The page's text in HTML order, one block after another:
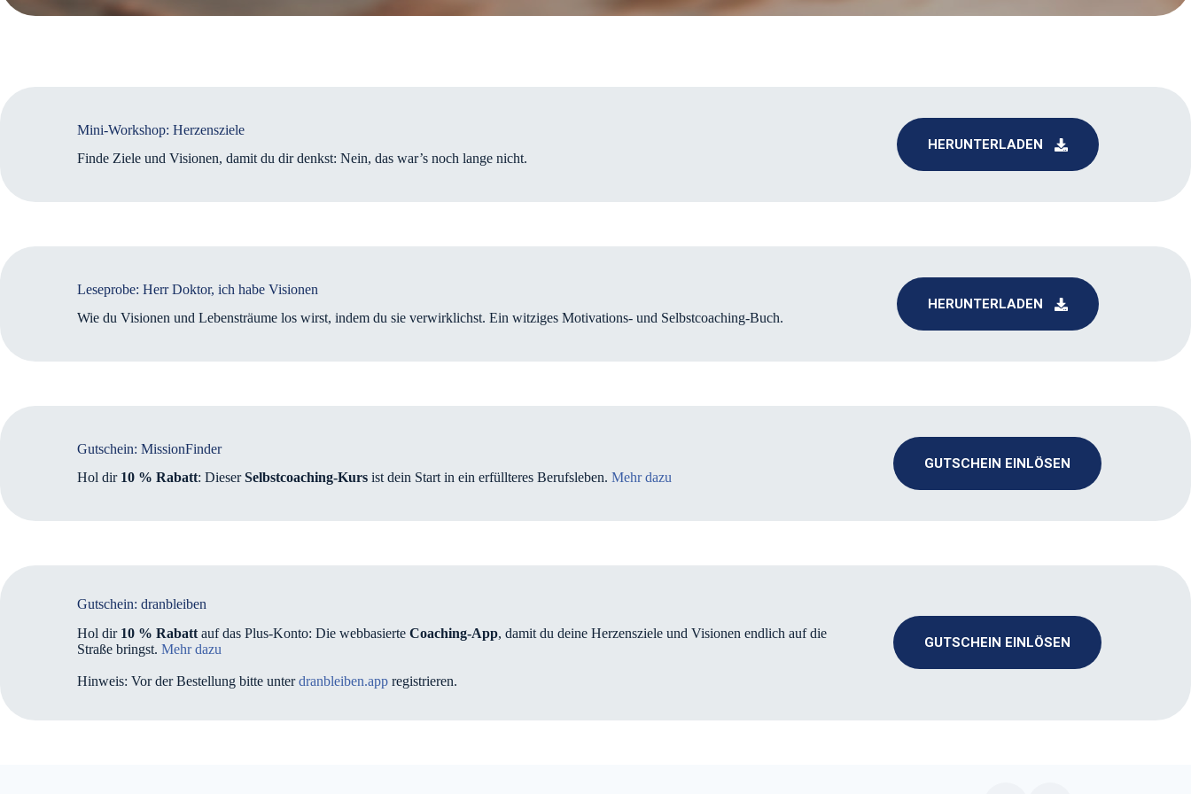
Mini-Workshop: Herzensziele
Finde Ziele und Visionen, damit du dir denkst: Nein, das war’s noch lange nicht.
HERUNTERLADEN
Leseprobe: Herr Doktor, ich habe Visionen
Wie du Visionen und Lebensträume los wirst, indem du sie verwirklichst. Ein witziges Motivations- und Selbstcoaching-Buch.
HERUNTERLADEN
Gutschein: MissionFinder
Hol dir 10 % Rabatt: DieserSelbstcoaching-Kurs ist dein Start in ein erfüllteres Berufsleben.Mehr dazu
GUTSCHEIN EINLÖSEN
Gutschein: dranbleiben
Hol dir 10 % Rabatt auf das Plus-Konto: Die webbasierteCoaching-App, damit du deine Herzensziele und Visionen endlich auf die
Straße bringst.Mehr dazu
Hinweis: Vor der Bestellung bitte unterdranbleiben.app registrieren.
GUTSCHEIN EINLÖSEN